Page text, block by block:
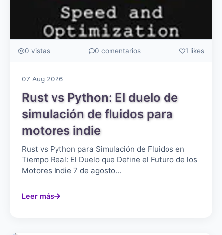
0 vistas 0 comentarios 1 likes
07 Aug 2026
Rust vs Python: El duelo de
simulación de fluidos para
motores indie
Rust vs Python para Simulación de Fluidos en
Tiempo Real: El Duelo que Define el Futuro de los
Motores Indie 7 de agosto...
Leer más